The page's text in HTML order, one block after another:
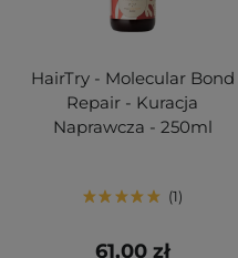
HairTry - Molecular Bond
Repair - Kuracja
Naprawcza - 250ml
1
61,00 zł